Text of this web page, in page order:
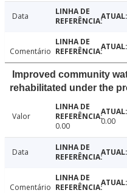
Data
Comentário
Improved community
rehabilitated under the
Valor
0.00
0.00
Data
Comentário